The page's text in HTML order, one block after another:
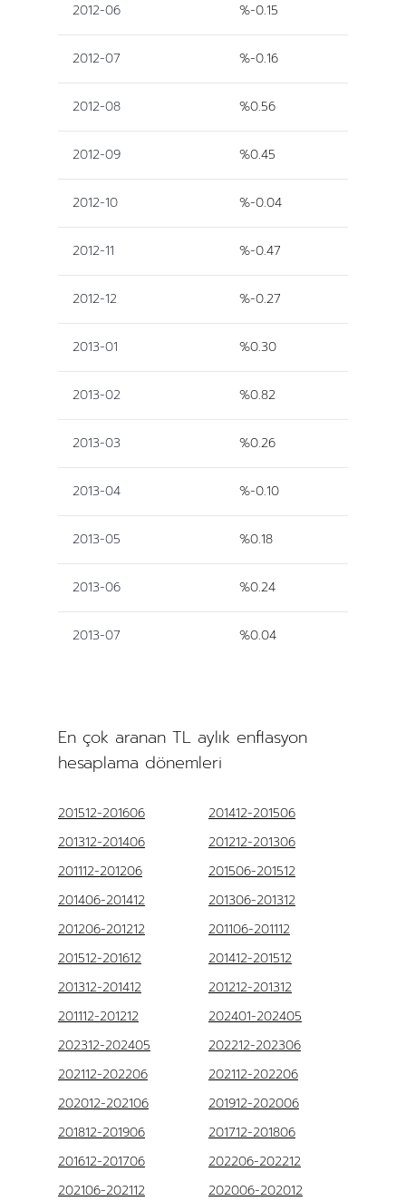
2012-06 %-0.15
2012-07 %-0.16
2012-08 %0.56
2012-09 %0.45
2012-10 %-0.04
2012-11 %-0.47
2012-12 %-0.27
2013-01 %0.30
2013-02 %0.82
2013-03 %0.26
2013-04 %-0.10
2013-05 %0.18
2013-06 %0.24
2013-07 %0.04
En çok aranan TL aylık enflasyon
hesaplama dönemleri
201512-201606
201412-201506
201312-201406
201212-201306
201112-201206
201506-201512
201406-201412
201306-201312
201206-201212
201106-201112
201512-201612
201412-201512
201312-201412
201212-201312
201112-201212
202401-202405
202312-202405
202212-202306
202112-202206
202112-202206
202012-202106
201912-202006
201812-201906
201712-201806
201612-201706
202206-202212
202106-202112
202006-202012